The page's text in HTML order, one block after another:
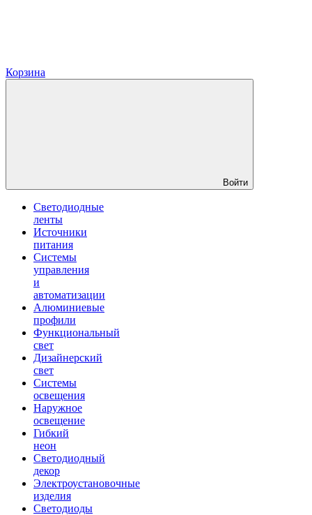
Корзина
Войти
Светодиодные
ленты
Источники
питания
Системы
управления
и
автоматизации
Алюминиевые
профили
Функциональный
свет
Дизайнерский
свет
Системы
освещения
Наружное
освещение
Гибкий
неон
Светодиодный
декор
Электроустановочные
изделия
Светодиоды